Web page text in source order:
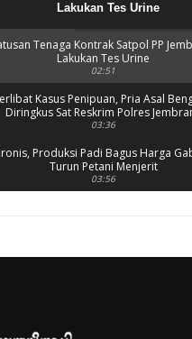
Lakukan Tes Urine
Tenaga Kontrak Satpol PP
Lakukan Tes Urine
02:51
Kasus Penipuan, Pria Asal
Diringkus Sat Reskrim Polres
03:36
Ironis, Produksi Padi Bagus Harga
Turun Petani Menjerit
03:56
Polres Jembrana Bekuk Pelaku